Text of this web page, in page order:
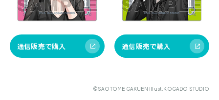
通信販売で購入 通信販売で購入
©SAOTOME GAKUEN Illust.KOGADO STUDIO